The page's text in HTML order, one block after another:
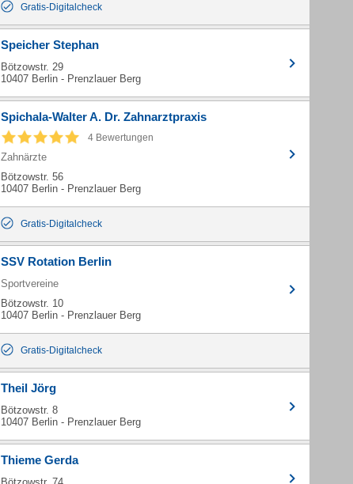
Gratis-Digitalcheck
Speicher Stephan
Bötzowstr. 29
10407 Berlin - Prenzlauer Berg
Spichala-Walter A. Dr. Zahnarztpraxis
4 Bewertungen
Zahnärzte
Bötzowstr. 56
10407 Berlin - Prenzlauer Berg
Gratis-Digitalcheck
SSV Rotation Berlin
Sportvereine
Bötzowstr. 10
10407 Berlin - Prenzlauer Berg
Gratis-Digitalcheck
Theil Jörg
Bötzowstr. 8
10407 Berlin - Prenzlauer Berg
Thieme Gerda